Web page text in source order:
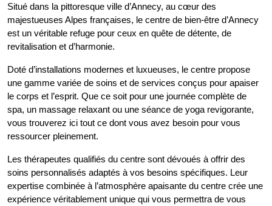
Situé dans la pittoresque ville d’Annecy, au cœur des
majestueuses Alpes françaises, le centre de bien-être d’Annecy
est un véritable refuge pour ceux en quête de détente, de
revitalisation et d’harmonie.
Doté d’installations modernes et luxueuses, le centre propose
une gamme variée de soins et de services conçus pour apaiser
le corps et l’esprit. Que ce soit pour une journée complète de
spa, un massage relaxant ou une séance de yoga revigorante,
vous trouverez ici tout ce dont vous avez besoin pour vous
ressourcer pleinement.
Les thérapeutes qualifiés du centre sont dévoués à offrir des
soins personnalisés adaptés à vos besoins spécifiques. Leur
expertise combinée à l’atmosphère apaisante du centre crée une
expérience véritablement unique qui vous permettra de vous